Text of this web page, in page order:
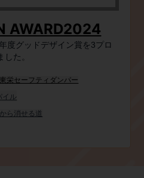
AWARD2024
度グッドデザイン賞を3プロ
た。
セーフティダンパー
ル
ら消せる道